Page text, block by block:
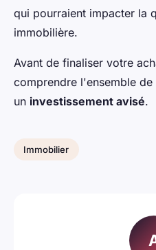
qui pourraient impacter la
immobilière.
Avant de finaliser votre
comprendre l'ensemble
un investissement avisé.
Immobilier